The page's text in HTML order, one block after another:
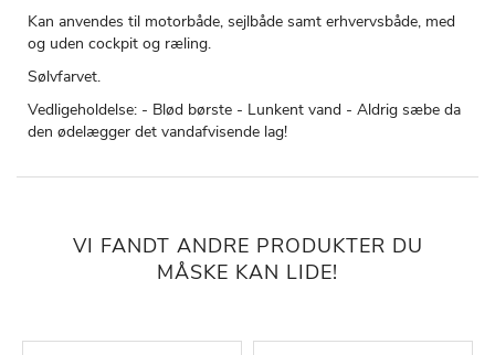
Kan anvendes til motorbåde, sejlbåde samt erhvervsbåde, med
og uden cockpit og ræling.
Sølvfarvet.
Vedligeholdelse: - Blød børste - Lunkent vand - Aldrig sæbe da
den ødelægger det vandafvisende lag!
VI FANDT ANDRE PRODUKTER DU
MÅSKE KAN LIDE!